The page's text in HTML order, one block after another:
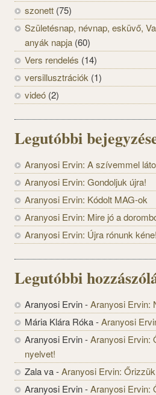
szonett (75)
Születésnap, névnap, esküvő,
anyák napja (60)
Vers rendelés (14)
versillusztrációk (1)
videó (2)
Legutóbbi
Aranyosi Ervin: A szívemmel
Aranyosi Ervin: Gondoljuk újra!
Aranyosi Ervin: Kódolt MAG-ok
Aranyosi Ervin: Mire jó a
Aranyosi Ervin: Újra rónunk kéne!
Legutóbbi
Aranyosi Ervin-Aranyosi Ervin:
Mária Klára Róka-Aranyosi
Aranyosi Ervin-Aranyosi Ervin:
nyelvet!
Zala va-Aranyosi Ervin:
Aranyosi Ervin-Aranyosi Ervin: